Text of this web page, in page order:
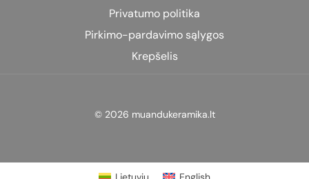
Privatumo politika
Pirkimo-pardavimo sąlygos
Krepšelis
© 2026 muandukeramika.lt